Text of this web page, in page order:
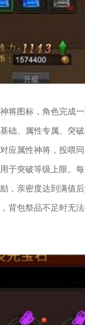
将图标，角色完成
础、属性专属、突
应属性神将，投喂
于突破等级上限。
，亲密度达到满值
背包祭品不足时无